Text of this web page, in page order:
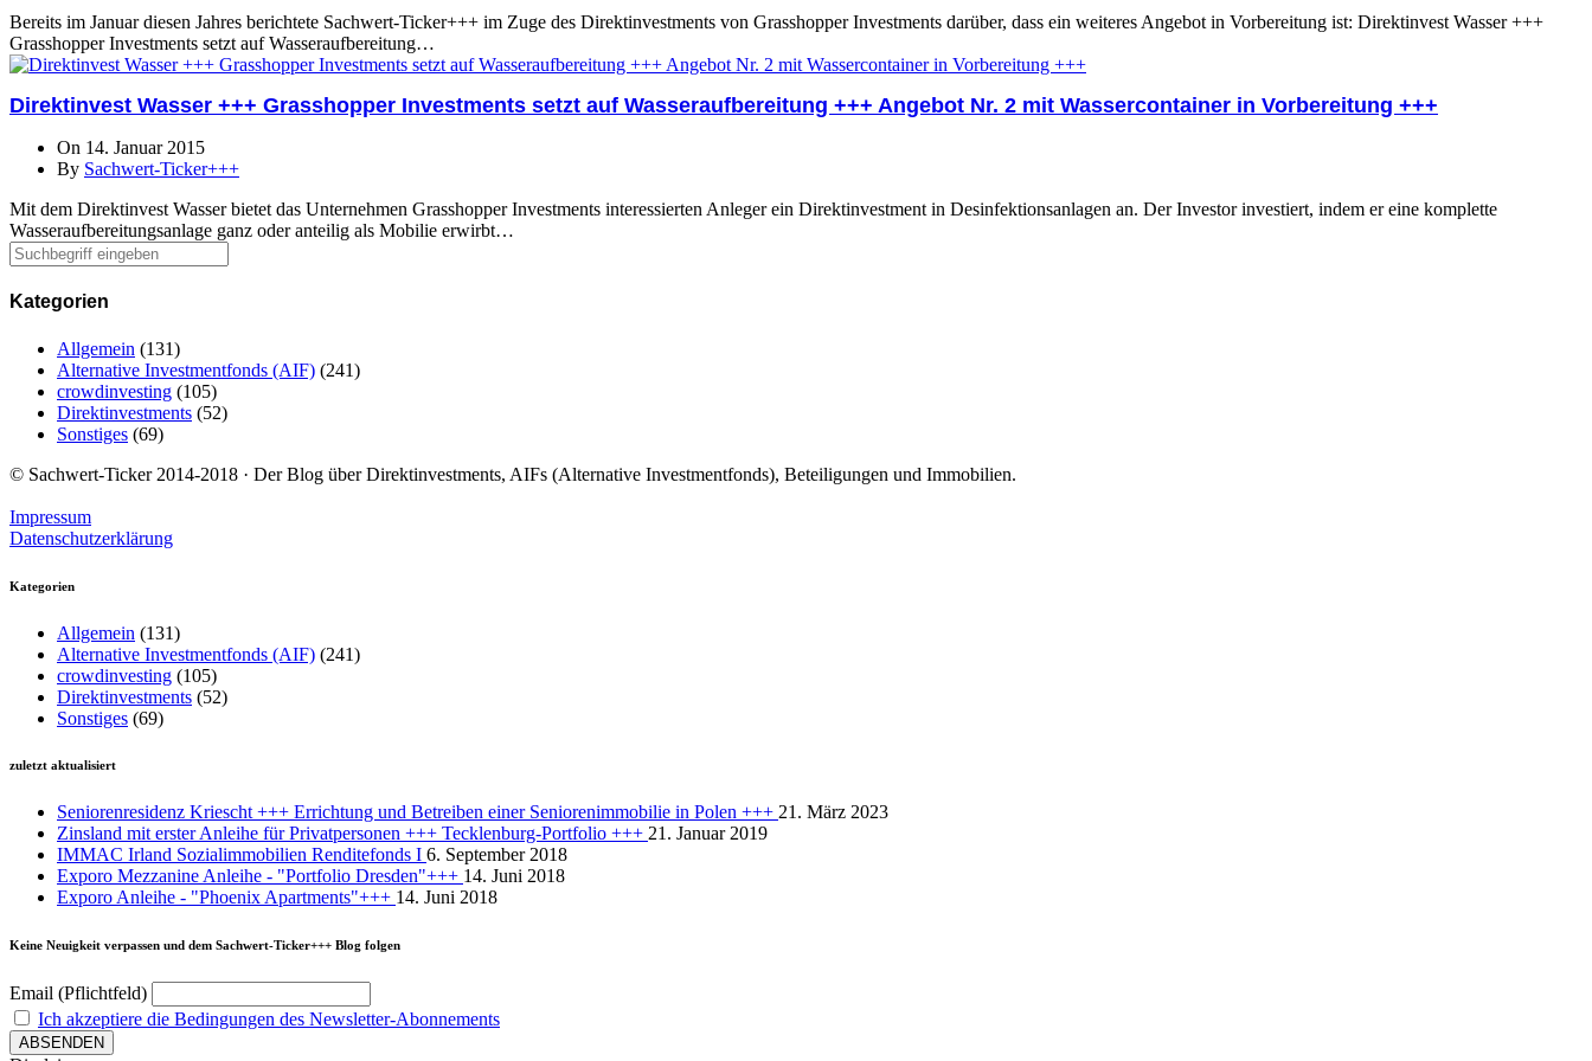
Bereits im Januar diesen Jahres berichtete Sachwert-Ticker+++ im Zuge des Direktinvestments von Grasshopper Investments darüber, dass ein weiteres Angebot in Vorbereitung ist: Direktinvest Wasser +++
Grasshopper Investments setzt auf Wasseraufbereitung…
Direktinvest Wasser +++ Grasshopper Investments setzt auf Wasseraufbereitung +++ Angebot Nr. 2 mit Wassercontainer in Vorbereitung +++
On 14. Januar 2015
By Sachwert-Ticker+++
Mit dem Direktinvest Wasser bietet das Unternehmen Grasshopper Investments interessierten Anleger ein Direktinvestment in Desinfektionsanlagen an. Der Investor investiert, indem er eine komplette
Wasseraufbereitungsanlage ganz oder anteilig als Mobilie erwirbt…
Kategorien
Allgemein (131)
Alternative Investmentfonds (AIF) (241)
crowdinvesting (105)
Direktinvestments (52)
Sonstiges (69)
© Sachwert-Ticker 2014-2018 · Der Blog über Direktinvestments, AIFs (Alternative Investmentfonds), Beteiligungen und Immobilien.
Impressum
Datenschutzerklärung
Kategorien
Allgemein (131)
Alternative Investmentfonds (AIF) (241)
crowdinvesting (105)
Direktinvestments (52)
Sonstiges (69)
zuletzt aktualisiert
Seniorenresidenz Kriescht +++ Errichtung und Betreiben einer Seniorenimmobilie in Polen +++ 21. März 2023
Zinsland mit erster Anleihe für Privatpersonen +++ Tecklenburg-Portfolio +++ 21. Januar 2019
IMMAC Irland Sozialimmobilien Renditefonds I 6. September 2018
Exporo Mezzanine Anleihe - "Portfolio Dresden"+++ 14. Juni 2018
Exporo Anleihe - "Phoenix Apartments"+++ 14. Juni 2018
Keine Neuigkeit verpassen und dem Sachwert-Ticker+++ Blog folgen
Email (Pflichtfeld)
Ich akzeptiere die Bedingungen des Newsletter-Abonnements